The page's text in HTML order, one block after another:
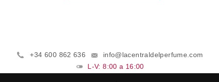
+34 600 862 636
info@lacentraldelperfume.com
L-V: 8:00 a 16:00